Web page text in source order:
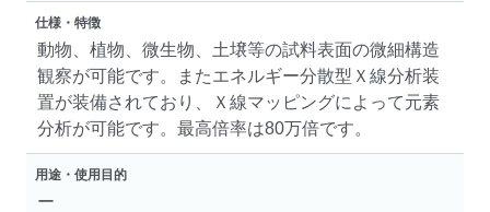
仕様・特徴
動物、植物、微生物、土壌等の試料表面の微細構造
観察が可能です。またエネルギー分散型Ｘ線分析装
置が装備されており、Ｘ線マッピングによって元素
分析が可能です。最高倍率は80万倍です。
用途・使用目的
ー